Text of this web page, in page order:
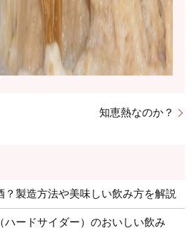
知恵熱なのか？
？製造方法や美味しい飲み方を解説
ハードサイダー）のおいしい飲み